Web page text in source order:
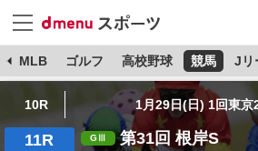
MLB ゴルフ 高校野球 競馬 Jリ
10R 1月29日(日) 1回東京
11R 第31回 根岸S